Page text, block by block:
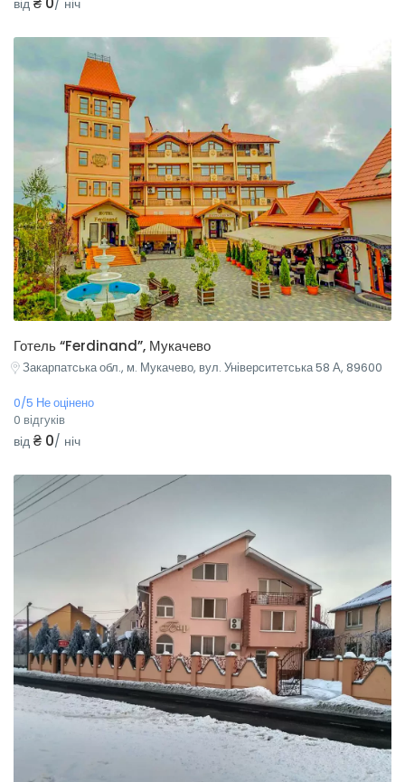
від / ніч
Готель “Ferdinand”, Мукачево
Закарпатська обл., м. Мукачево, вул. Університетська 58 А, 89600
0/5 Не оцінено
0 відгуків
від ₴ 0/ ніч